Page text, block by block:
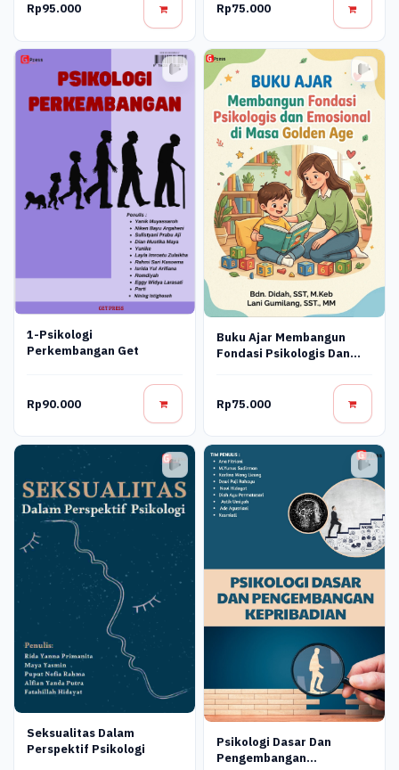
Rp95.000 Rp75.000
1-Psikologi
Perkembangan Get
Rp90.000
Buku Ajar Membangun
Fondasi Psikologis Dan
Rp75.000
Seksualitas Dalam
Perspektif Psikologi
Psikologi Dasar Dan
Pengembangan